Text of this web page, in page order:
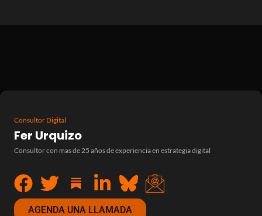
Consultor Digital
Fer Urquizo
Consultor con mas de 25 años de experiencia en estrategia digital
AGENDA UNA LLAMADA